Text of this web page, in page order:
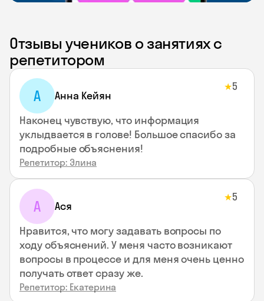
Отзывы учеников о занятиях с
репетитором
А Анна Кейян
★5
Наконец чувствую, что информация
уклыдвается в голове! Большое спасибо за
подробные объяснения!
Репетитор: Элина
А Ася
★5
Нравится, что могу задавать вопросы по
ходу объяснений. У меня часто возникают
вопросы в процессе и для меня очень ценно
получать ответ сразу же.
Репетитор: Екатерина